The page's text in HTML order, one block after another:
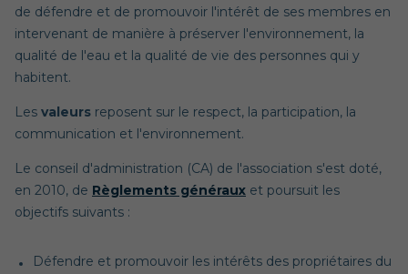
de défendre et de promouvoir l'intérêt de ses membres en
intervenant de manière à préserver l'environnement, la
qualité de l'eau et la qualité de vie des personnes qui y
habitent.
Les valeurs reposent sur le respect, la participation, la
communication et l'environnement.
Le conseil d'administration (CA) de l'association s'est doté,
en 2010, de Règlements généraux et poursuit les
objectifs suivants :
Défendre et promouvoir les intérêts des propriétaires du